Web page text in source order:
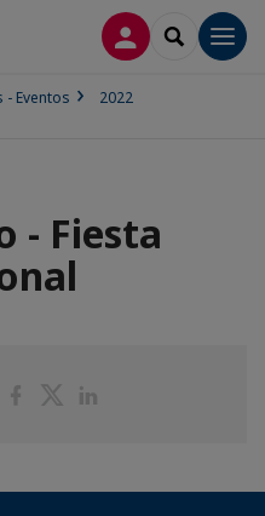
CONECTARSE
SEARCH
Eventos
2022
- Fiesta
ShareShare